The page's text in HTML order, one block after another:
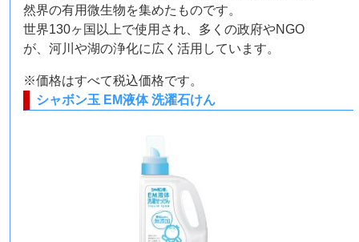
然界の有用微生物を集めたものです。
世界130ヶ国以上で使用され、多くの政府やNGO
が、河川や湖の浄化に広く活用しています。
※価格はすべて税込価格です。
シャボン玉 EM液体 洗濯石けん